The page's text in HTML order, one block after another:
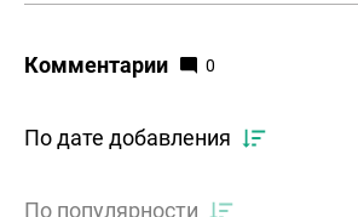
Комментарии 0
По дате добавления
По популярности